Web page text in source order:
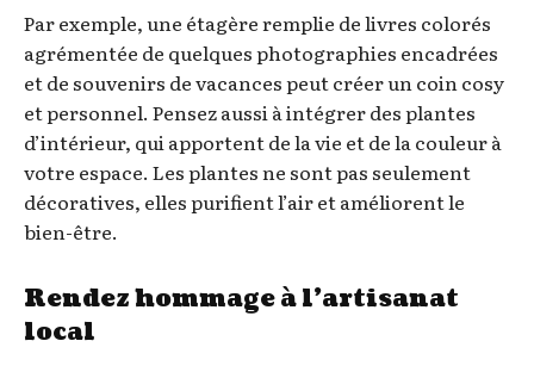
Par exemple, une étagère remplie de livres colorés
agrémentée de quelques photographies encadrées
et de souvenirs de vacances peut créer un coin cosy
et personnel. Pensez aussi à intégrer des plantes
d’intérieur, qui apportent de la vie et de la couleur à
votre espace. Les plantes ne sont pas seulement
décoratives, elles purifient l’air et améliorent le
bien-être.
Rendez hommage à l’artisanat
local